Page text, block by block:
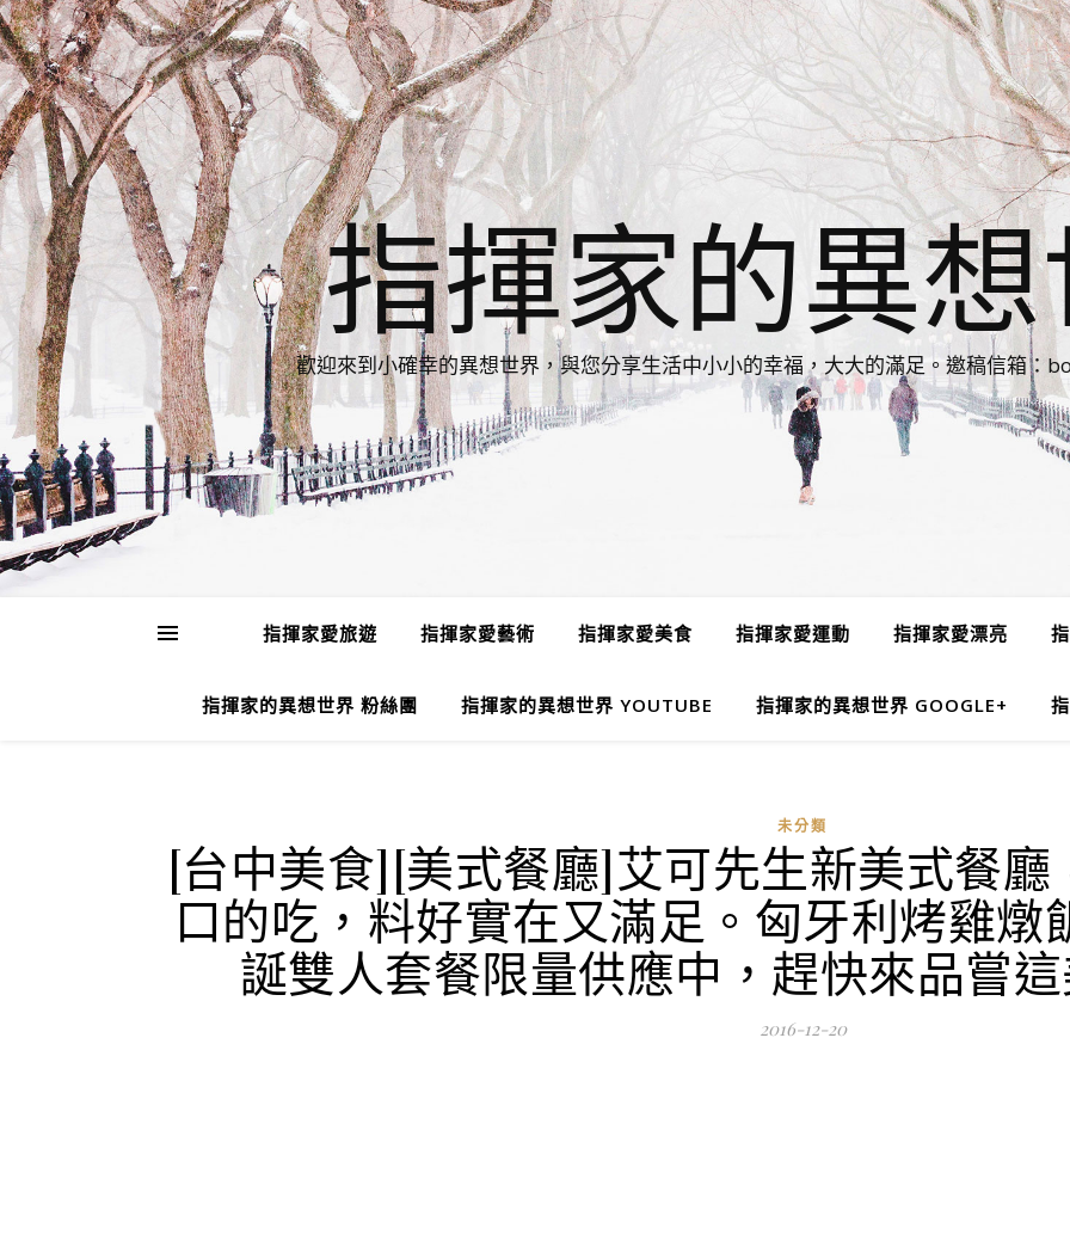
指揮家的異
歡迎來到小確幸的異想世界，與您分享生活中小小的幸福，大大的滿足。邀稿信箱：
指揮家愛旅遊 指揮家愛藝術 指揮家愛美食 指揮家愛運動 指揮家愛漂亮
指揮家的異想世界 粉絲團 指揮家的異想世界 YOUTUBE 指揮家的異想世界 GOOGLE+
未分類
[台中美食][美式餐廳]艾可先生新美式餐廳
口的吃，料好實在又滿足。匈牙利烤雞燉
誕雙人套餐限量供應中，趕快來品嘗
2016-12-20